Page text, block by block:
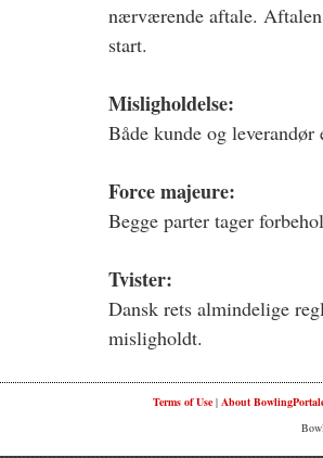
nærværende aftale.
start.
Misligholdelse:
Både kunde og
Force majeure:
Begge parter tager
Tvister:
Dansk rets almindelige
misligholdt.
Terms of Use| About